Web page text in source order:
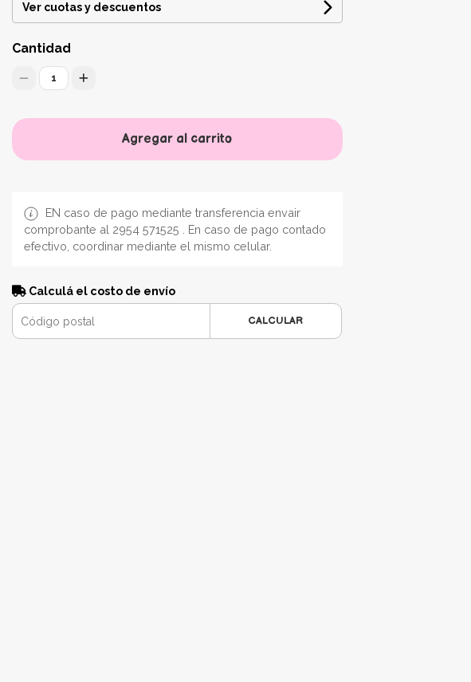
Ver cuotas y descuentos
Cantidad
1
Agregar al carrito
EN caso de pago mediante transferencia envair
comprobante al 2954 571525 . En caso de pago contado
efectivo, coordinar mediante el mismo celular.
Calculá el costo de envío
CALCULAR